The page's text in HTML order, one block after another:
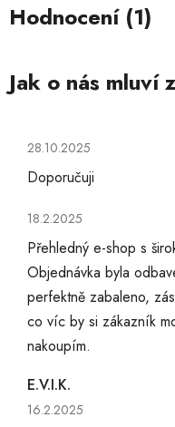
Hodnocení (1)
Hodnocení obchodu je
28.10.2025
Doporučuji
Hodnocení obchodu je
18.2.2025
Přehledný e-shop s
Objednávka byla
perfektně zabaleno,
co víc by si zákazník
nakoupím.
E.V.I.K.
Hodnocení obchodu je
16.2.2025